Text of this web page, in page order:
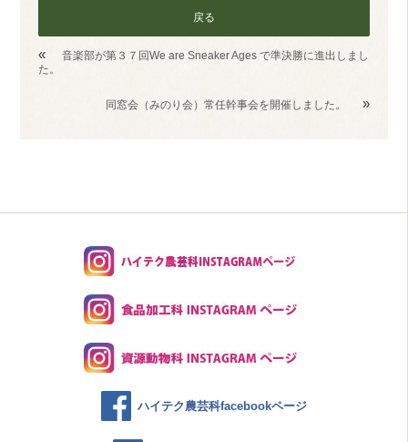
戻る
«
音楽部が第３７回We are Sneaker Ages で準決勝に進出しまし
た。
同窓会（みのり会）常任幹事会を開催しました。 »
ハイテク農芸科facebookページ